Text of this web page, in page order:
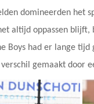
domineerden het
altijd oppassen
Boys had er lange
gemaakt door